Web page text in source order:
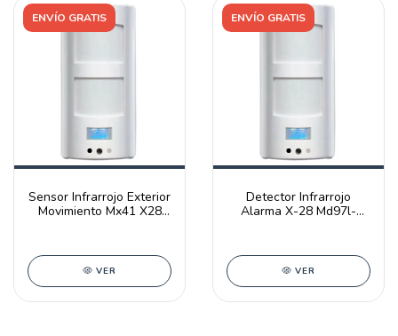
ENVÍO GRATIS
Sensor Infrarrojo Exterior
Movimiento Mx41 X28
VER
ENVÍO GRATIS
Detector Infrarrojo
Alarma X-28 Md97l-
VER